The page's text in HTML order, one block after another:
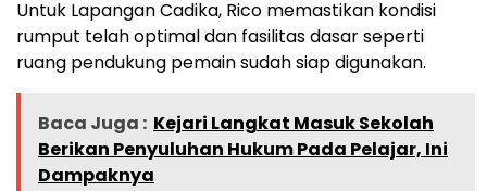
Untuk Lapangan Cadika, Rico memastikan kondisi
rumput telah optimal dan fasilitas dasar seperti
ruang pendukung pemain sudah siap digunakan.
Baca Juga : Kejari Langkat Masuk Sekolah
Berikan Penyuluhan Hukum Pada Pelajar, Ini
Dampaknya